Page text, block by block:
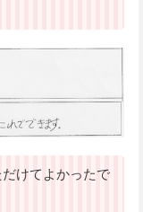
だけてよかったで